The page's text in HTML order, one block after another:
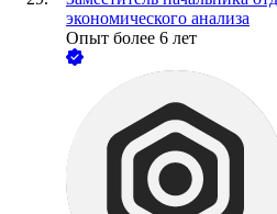
экономического анализа
Опыт более 6 лет